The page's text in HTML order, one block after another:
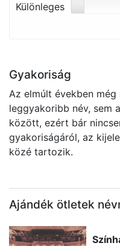
Különleges
Gyakoriság
Az elmúlt években még
leggyakoribb név, sem
között, ezért bár
gyakoriságáról, az
közé tartozik.
Ajándék ötletek